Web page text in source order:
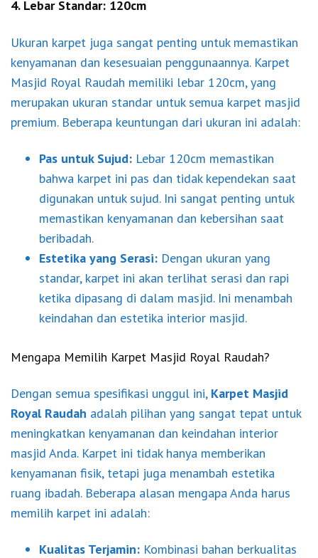
4. Lebar Standar: 120cm
Ukuran karpet juga sangat penting untuk memastikan
kenyamanan dan kesesuaian penggunaannya. Karpet
Masjid Royal Raudah memiliki lebar 120cm, yang
merupakan ukuran standar untuk semua karpet masjid
premium. Beberapa keuntungan dari ukuran ini adalah:
Pas untuk Sujud: Lebar 120cm memastikan
bahwa karpet ini pas dan tidak kependekan saat
digunakan untuk sujud. Ini sangat penting untuk
memastikan kenyamanan dan kebersihan saat
beribadah.
Estetika yang Serasi: Dengan ukuran yang
standar, karpet ini akan terlihat serasi dan rapi
ketika dipasang di dalam masjid. Ini menambah
keindahan dan estetika interior masjid.
Mengapa Memilih Karpet Masjid Royal Raudah?
Dengan semua spesifikasi unggul ini, Karpet Masjid
Royal Raudah adalah pilihan yang sangat tepat untuk
meningkatkan kenyamanan dan keindahan interior
masjid Anda. Karpet ini tidak hanya memberikan
kenyamanan fisik, tetapi juga menambah estetika
ruang ibadah. Beberapa alasan mengapa Anda harus
memilih karpet ini adalah:
Kualitas Terjamin: Kombinasi bahan berkualitas